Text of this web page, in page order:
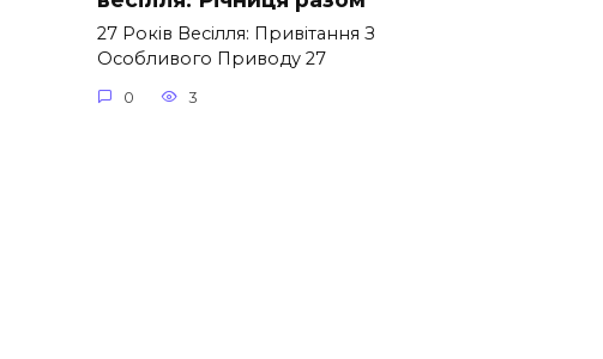
27 Років Весілля: Привітання З
Особливого Приводу 27
0 3